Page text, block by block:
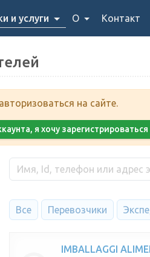
и услуги О Контакт
на сайте.
я хочу зарегистрироваться
Все Перевозчики
IMBALLAGGI